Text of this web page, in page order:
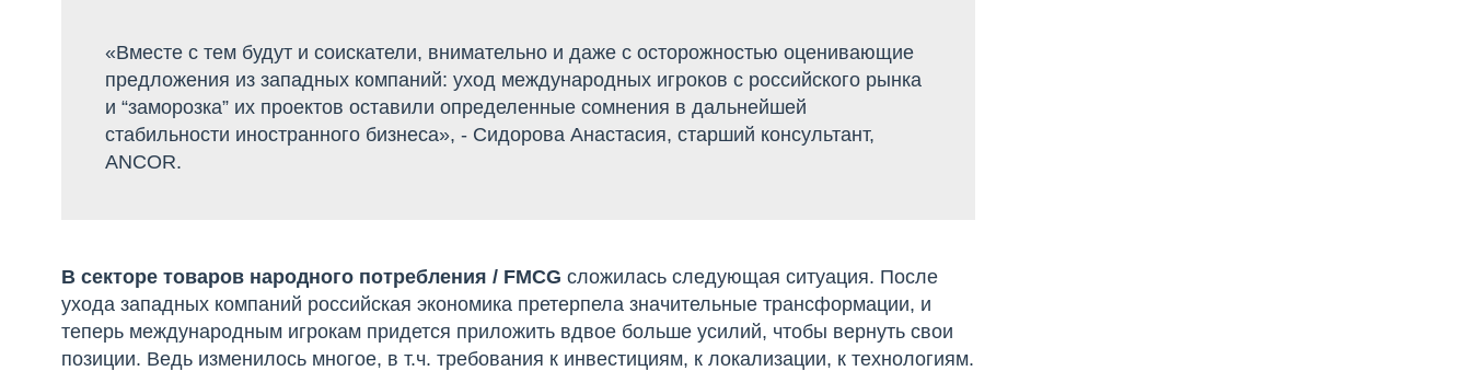
«Вместе с тем будут и соискатели, внимательно и даже с осторожностью оценивающие
предложения из западных компаний: уход международных игроков с российского рынка
и “заморозка” их проектов оставили определенные сомнения в дальнейшей
стабильности иностранного бизнеса», - Сидорова Анастасия, старший консультант,
ANCOR.
В секторе товаров народного потребления / FMCG сложилась следующая ситуация. После
ухода западных компаний российская экономика претерпела значительные трансформации, и
теперь международным игрокам придется приложить вдвое больше усилий, чтобы вернуть свои
позиции. Ведь изменилось многое, в т.ч. требования к инвестициям, к локализации, к технологиям.